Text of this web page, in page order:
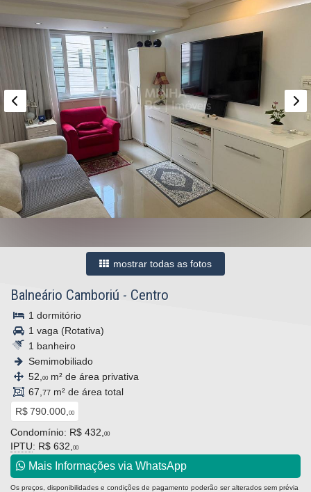
mostrar todas as fotos
Balneário Camboriú - Centro
1 dormitório
1 vaga (Rotativa)
1 banheiro
Semimobiliado
52, 00 m² de área privativa
67, 77 m² de área total
R$ 790.000, 00
Condomínio: R$ 432, 00
IPTU: R$ 632, 00
Mais Informações via WhatsApp
Os preços, disponibilidades e condições de pagamento poderão ser alterados sem prévia